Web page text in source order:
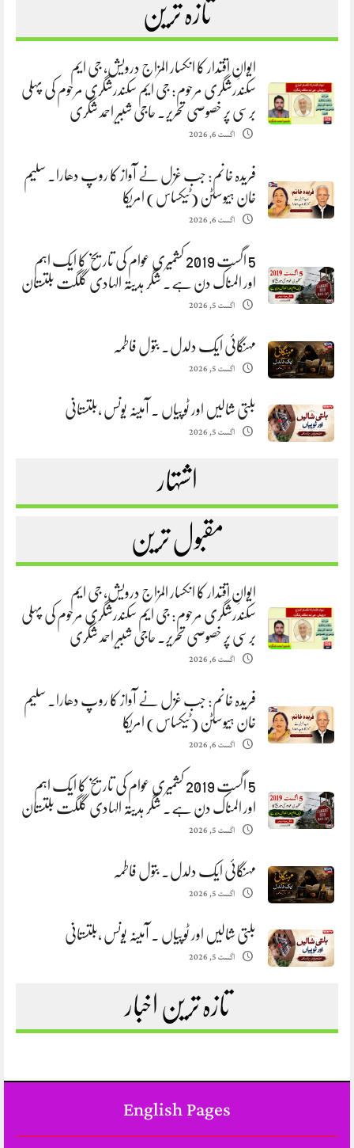
تازہ ترین
ایوانِ اقتدار کا انکسار المزاج درویش، جی ایم
سکندرشگری مرحوم: جی ایم سکندرشگری مرحوم کی پہلی
برسی پر خصوصی تحریر. حاجی شبیر احمد شگری
اگست 6, 2026
فریدہ خانم: جب غزل نے آواز کا روپ دھارا. سلیم
خان ہیوسٹن (ٹیکساس) امریکا
اگست 6, 2026
5 اگست 2019 کشمیری عوام کی تاریخ کا ایک اہم
اور المناک دن ہے. شگر ہدیتہ الہادی گلگت بلتستان
اگست 5, 2026
مہنگائی ایک دلدل. بتول فاطمہ
اگست 5, 2026
بلتی شالیں اور ٹوپیاں . آمینہ یونس ،بلتستانی
اگست 5, 2026
اشتہار
مقبول ترین
ایوانِ اقتدار کا انکسار المزاج درویش، جی ایم
سکندرشگری مرحوم: جی ایم سکندرشگری مرحوم کی پہلی
برسی پر خصوصی تحریر. حاجی شبیر احمد شگری
اگست 6, 2026
فریدہ خانم: جب غزل نے آواز کا روپ دھارا. سلیم
خان ہیوسٹن (ٹیکساس) امریکا
اگست 6, 2026
5 اگست 2019 کشمیری عوام کی تاریخ کا ایک اہم
اور المناک دن ہے. شگر ہدیتہ الہادی گلگت بلتستان
اگست 5, 2026
مہنگائی ایک دلدل. بتول فاطمہ
اگست 5, 2026
بلتی شالیں اور ٹوپیاں . آمینہ یونس ،بلتستانی
اگست 5, 2026
تازہ ترین اخبار
English Pages